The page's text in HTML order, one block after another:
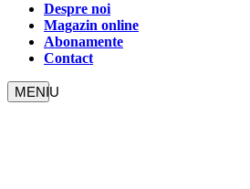
Despre noi
Magazin online
Abonamente
Contact